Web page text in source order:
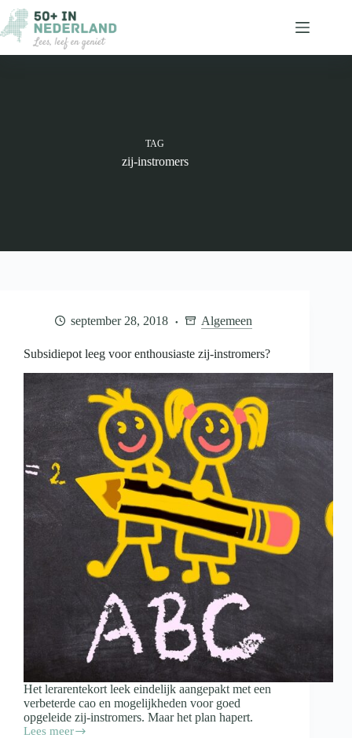
naar
de
inhoud
TAG
zij-instromers
september 28, 2018 Algemeen
Subsidiepot leeg voor enthousiaste zij-instromers?
Het lerarentekort leek eindelijk aangepakt met een
verbeterde cao en mogelijkheden voor goed
opgeleide zij-instromers. Maar het plan hapert.
Lees meer